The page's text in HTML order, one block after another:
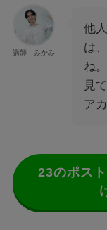
講師 みかみ
他
は
ね。
見
ア
23のポス